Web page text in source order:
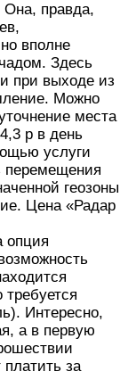
Она, правда,
вполне
Здесь
и при выходе из
Можно
места
р в день
услуги
перемещения
геозоны
Цена «Радар
опция
требуется
Интересно,
а в первую
платить за